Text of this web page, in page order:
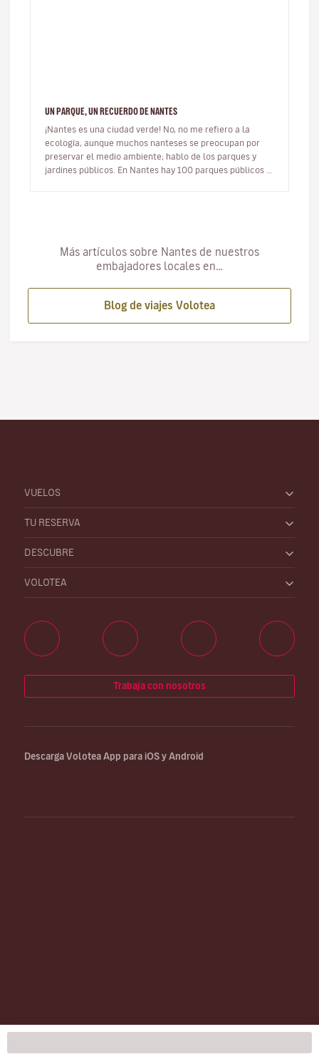
UN PARQUE, UN RECUERDO DE NANTES
¡Nantes es una ciudad verde! No, no me refiero a la
ecología, aunque muchos nanteses se preocupan por
preservar el medio ambiente; hablo de los parques y
jardines públicos. En Nantes hay 100 parques públicos y
Más artículos sobre Nantes de nuestros
embajadores locales en…
Blog de viajes Volotea
VUELOS
TU RESERVA
DESCUBRE
VOLOTEA
Trabaja con nosotros
Descarga Volotea App para iOS y Android